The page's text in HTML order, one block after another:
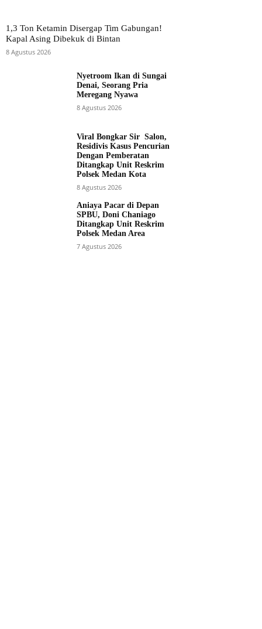
1,3 Ton Ketamin Disergap Tim Gabungan!
Kapal Asing Dibekuk di Bintan
8 Agustus 2026
Nyetroom Ikan di Sungai
Denai, Seorang Pria
Meregang Nyawa
8 Agustus 2026
Viral Bongkar Sir Salon,
Residivis Kasus Pencurian
Dengan Pemberatan
Ditangkap Unit Reskrim
Polsek Medan Kota
8 Agustus 2026
Aniaya Pacar di Depan
SPBU, Doni Chaniago
Ditangkap Unit Reskrim
Polsek Medan Area
7 Agustus 2026